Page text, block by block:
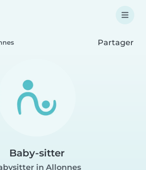
Partager
Baby-sitter
in Allonnes